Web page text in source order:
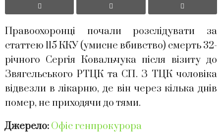
Правоохоронці почали розслідувати за
статтею 115 ККУ (умисне вбивство) смерть 32-
річного Сергія Ковальчука після візиту до
Звягельського РТЦК та СП. З ТЦК чоловіка
відвезли в лікарню, де він через кілька днів
помер, не приходячи до тями.
Джерело: Офіс генпрокурора